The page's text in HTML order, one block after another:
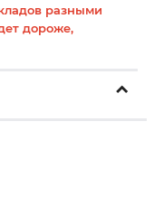
разными
дороже,